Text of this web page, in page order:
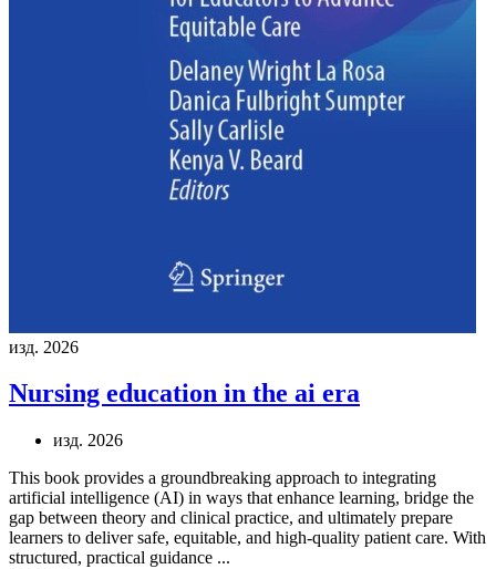
изд. 2026
Nursing education in the ai era
изд. 2026
This book provides a groundbreaking approach to integrating
artificial intelligence (AI) in ways that enhance learning, bridge the
gap between theory and clinical practice, and ultimately prepare
learners to deliver safe, equitable, and high-quality patient care. With
structured, practical guidance ...